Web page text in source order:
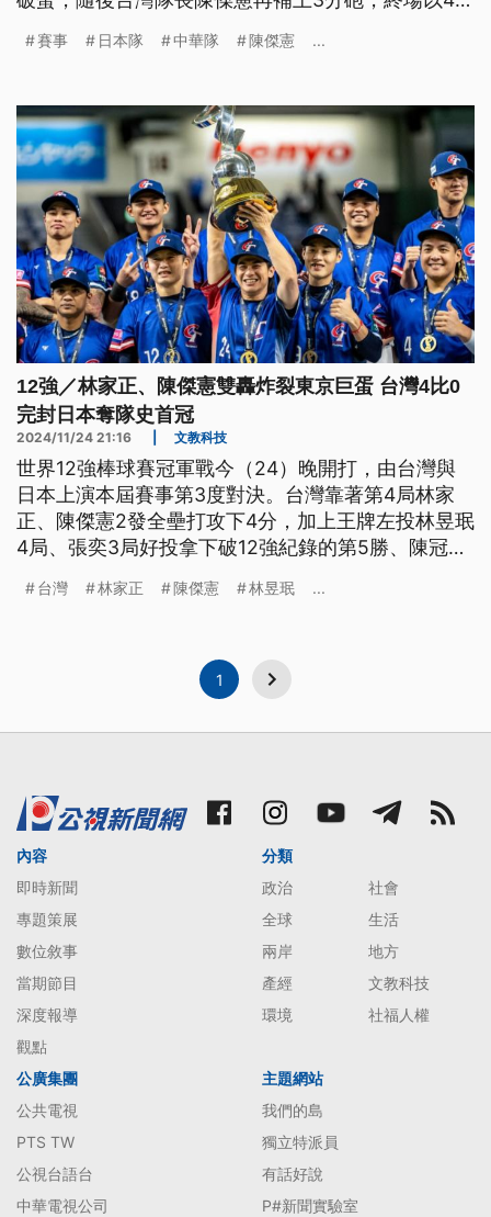
賽事 日本隊 中華隊 陳傑憲 ...
12強／林家正、陳傑憲雙轟炸裂東京巨蛋 台灣4比0
完封日本奪隊史首冠
2024/11/24 21:16 文教科技
世界12強棒球賽冠軍戰今（24）晚開打，由台灣與
日本上演本屆賽事第3度對決。台灣靠著第4局林家
正、陳傑憲2發全壘打攻下4分，加上王牌左投林昱珉
4局、張奕3局好投拿下破12強紀錄的第5勝、陳冠宇
衛冕的日本隊，奪下台灣史上首座冠軍金盃，也中斷
台灣 林家正 陳傑憲 林昱珉 ...
1
內容
即時新聞
專題策展
數位敘事
當期節目
深度報導
觀點
分類
政治
社會
全球
生活
兩岸
地方
產經
文教科技
環境
社福人權
公廣集團
公共電視
PTS TW
公視台語台
中華電視公司
主題網站
我們的島
獨立特派員
有話好說
P#新聞實驗室